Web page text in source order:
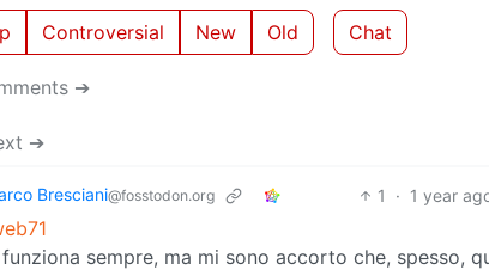
Controversial New Old Chat
➔
➔
Bresciani@fosstodon.org 1 · 1 year
sempre, ma mi sono accorto che, spesso,